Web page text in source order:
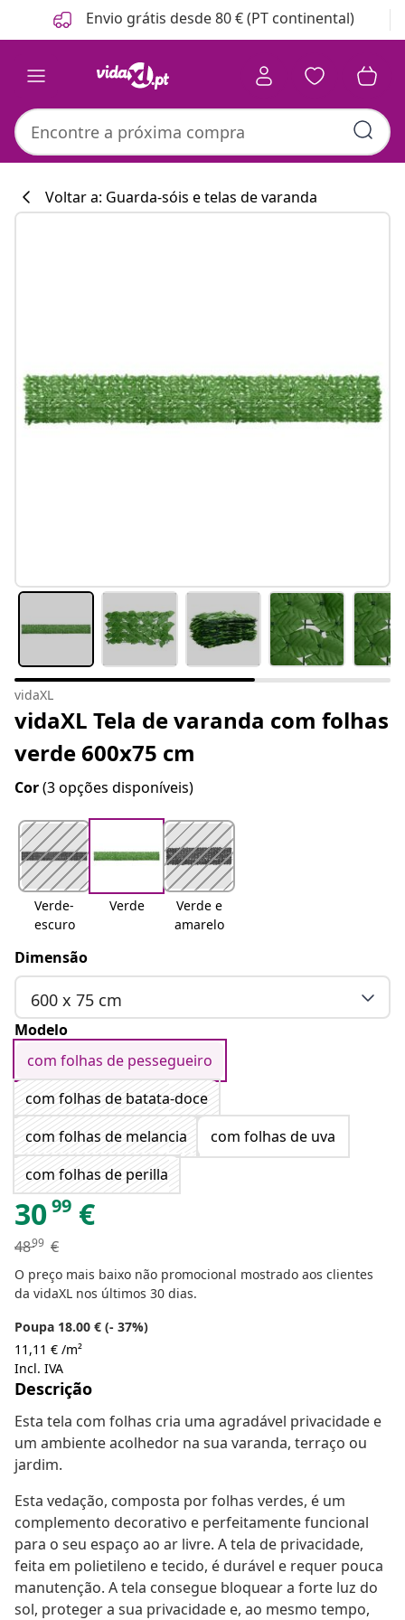
Anterior
Seguinte Envio grátis desde 80 € (PT continental)
Voltar a: Guarda-sóis e telas de varanda
vidaXL
vidaXL Tela de varanda com folhas
verde 600x75 cm
Cor(3 opções disponíveis)
Verde-
escuro
Verde
Verde e
amarelo
Dimensão
600 x 75 cm
Modelo
com folhas de pessegueiro
com folhas de batata-doce
com folhas de melancia
com folhas de uva
com folhas de perilla
3099 €
4899 €
O preço mais baixo não promocional mostrado aos clientes
da vidaXL nos últimos 30 dias.
Poupa 18.00 € (- 37%)
11,11 € /m²
Incl. IVA
Descrição
Esta tela com folhas cria uma agradável privacidade e
um ambiente acolhedor na sua varanda, terraço ou
jardim.
Esta vedação, composta por folhas verdes, é um
complemento decorativo e perfeitamente funcional
para o seu espaço ao ar livre. A tela de privacidade,
feita em polietileno e tecido, é durável e requer pouca
manutenção. A tela consegue bloquear a forte luz do
sol, proteger a sua privacidade e, ao mesmo tempo,